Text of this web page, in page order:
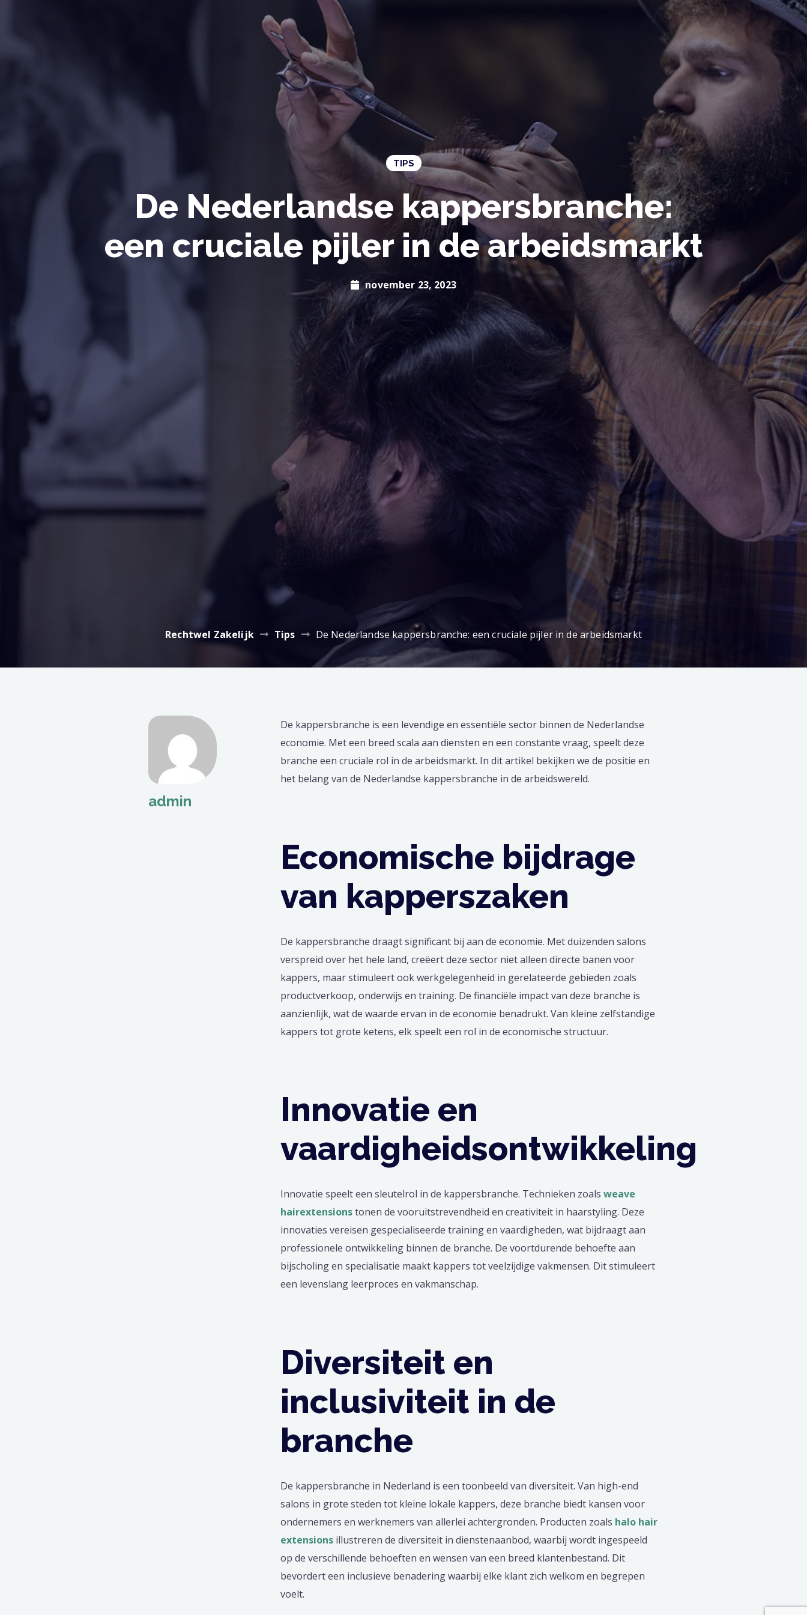
TIPS
De Nederlandse kappersbranche:
een cruciale pijler in de arbeidsmarkt
november 23, 2023
Rechtwel Zakelijk Tips De Nederlandse kappersbranche: een cruciale pijler in de arbeidsmarkt
admin
De kappersbranche is een levendige en essentiële sector binnen de Nederlandse
economie. Met een breed scala aan diensten en een constante vraag, speelt deze
branche een cruciale rol in de arbeidsmarkt. In dit artikel bekijken we de positie en
het belang van de Nederlandse kappersbranche in de arbeidswereld.
Economische bijdrage
van kapperszaken
De kappersbranche draagt significant bij aan de economie. Met duizenden salons
verspreid over het hele land, creëert deze sector niet alleen directe banen voor
kappers, maar stimuleert ook werkgelegenheid in gerelateerde gebieden zoals
productverkoop, onderwijs en training. De financiële impact van deze branche is
aanzienlijk, wat de waarde ervan in de economie benadrukt. Van kleine zelfstandige
kappers tot grote ketens, elk speelt een rol in de economische structuur.
Innovatie en
vaardigheidsontwikkeling
Innovatie speelt een sleutelrol in de kappersbranche. Technieken zoals weave
hairextensionstonen de vooruitstrevendheid en creativiteit in haarstyling. Deze
innovaties vereisen gespecialiseerde training en vaardigheden, wat bijdraagt aan
professionele ontwikkeling binnen de branche. De voortdurende behoefte aan
bijscholing en specialisatie maakt kappers tot veelzijdige vakmensen. Dit stimuleert
een levenslang leerproces en vakmanschap.
Diversiteit en
inclusiviteit in de
branche
De kappersbranche in Nederland is een toonbeeld van diversiteit. Van high-end
salons in grote steden tot kleine lokale kappers, deze branche biedt kansen voor
ondernemers en werknemers van allerlei achtergronden. Producten zoals halo hair
extensions illustreren de diversiteit in dienstenaanbod, waarbij wordt ingespeeld
op de verschillende behoeften en wensen van een breed klantenbestand. Dit
bevordert een inclusieve benadering waarbij elke klant zich welkom en begrepen
voelt.